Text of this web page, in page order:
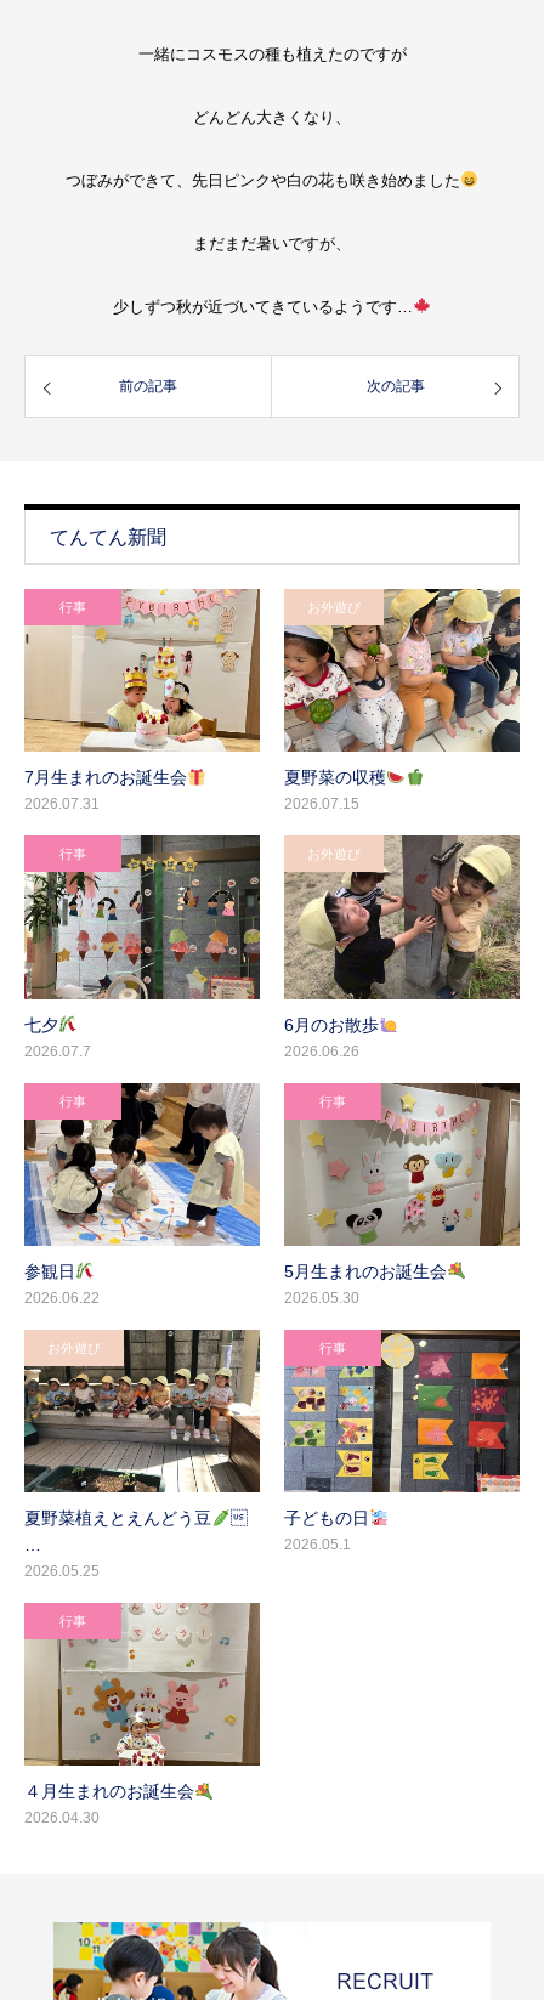
一緒にコスモスの種も植えたのですが
どんどん大きくなり、
つぼみができて、先日ピンクや白の花も咲き始めました
まだまだ暑いですが、
少しずつ秋が近づいてきているようです…
前の記事 次の記事
てんてん新聞
行事
7月生まれのお誕生会
2026.07.31
お外遊び
夏野菜の収穫
2026.07.15
行事
七夕
2026.07.7
お外遊び
6月のお散歩
2026.06.26
行事
参観日
2026.06.22
行事
5月生まれのお誕生会
2026.05.30
お外遊び
夏野菜植えとえんどう豆
2026.05.25
行事
子どもの日
2026.05.1
行事
４月生まれのお誕生会
2026.04.30